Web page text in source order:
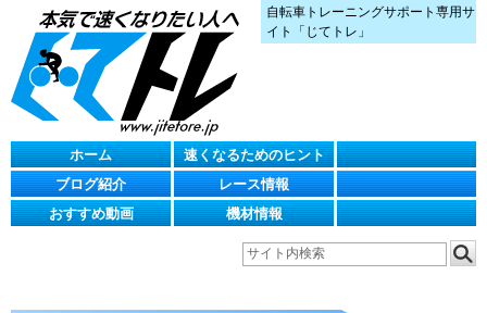
自転車トレーニングサポート専用サ
イト「じてトレ」
ホーム
速くなるためのヒント
ブログ紹介
レース情報
おすすめ動画
機材情報